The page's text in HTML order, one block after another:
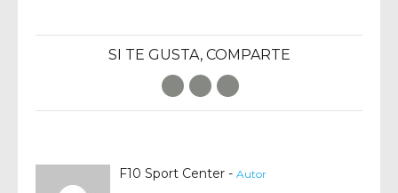
SI TE GUSTA, COMPARTE
Facebook
TwitterE-Mail
F10 Sport Center - Autor